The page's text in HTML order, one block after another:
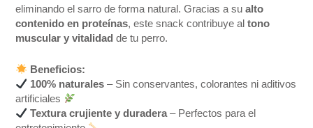
eliminando el sarro de forma natural. Gracias a sualto
contenido en proteínas, este snack contribuye altono
muscular y vitalidad de tu perro.
Beneficios:
100% naturales – Sin conservantes, colorantes ni aditivos
artificiales
Textura crujiente y duradera – Perfectos para el